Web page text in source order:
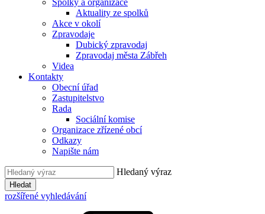
Spolky a organizace
Aktuality ze spolků
Akce v okolí
Zpravodaje
Dubický zpravodaj
Zpravodaj města Zábřeh
Videa
Kontakty
Obecní úřad
Zastupitelstvo
Rada
Sociální komise
Organizace zřízené obcí
Odkazy
Napište nám
Hledaný výraz
Hledat
rozšířené vyhledávání